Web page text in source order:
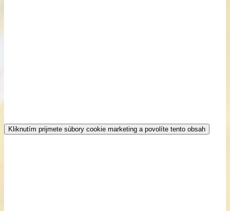
Kliknutím prijmete súbory cookie marketing a povolíte tento obsah